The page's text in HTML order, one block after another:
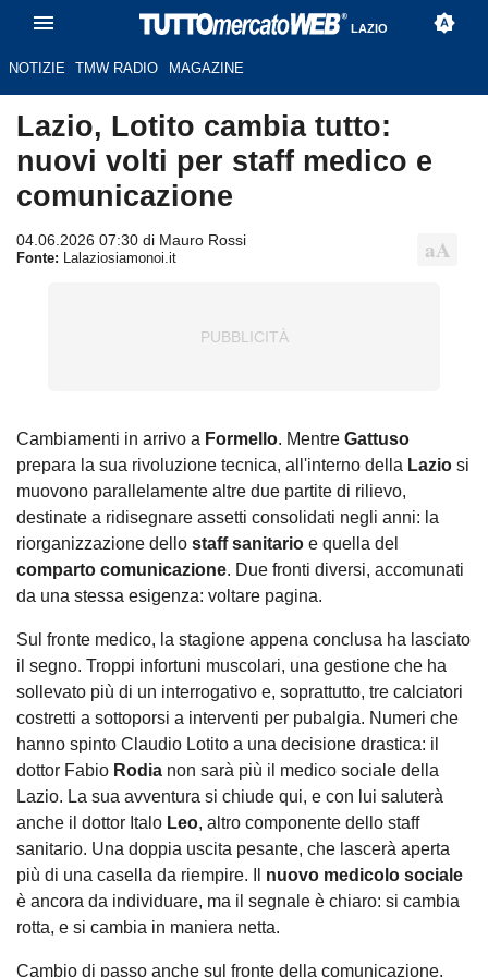
LAZIO
NOTIZIE TMW RADIO MAGAZINE
Lazio, Lotito cambia tutto:
nuovi volti per staff medico e
comunicazione
04.06.2026 07:30 di Mauro Rossi
Fonte: Lalaziosiamonoi.it
Cambiamenti in arrivo a Formello. Mentre Gattuso
prepara la sua rivoluzione tecnica, all'interno della Lazio si
muovono parallelamente altre due partite di rilievo,
destinate a ridisegnare assetti consolidati negli anni: la
riorganizzazione dello staff sanitario e quella del
comparto comunicazione. Due fronti diversi, accomunati
da una stessa esigenza: voltare pagina.
Sul fronte medico, la stagione appena conclusa ha lasciato
il segno. Troppi infortuni muscolari, una gestione che ha
sollevato più di un interrogativo e, soprattutto, tre calciatori
costretti a sottoporsi a interventi per pubalgia. Numeri che
hanno spinto Claudio Lotito a una decisione drastica: il
dottor Fabio Rodia non sarà più il medico sociale della
Lazio. La sua avventura si chiude qui, e con lui saluterà
anche il dottor Italo Leo, altro componente dello staff
sanitario. Una doppia uscita pesante, che lascerà aperta
più di una casella da riempire. Il nuovo medicolo sociale
è ancora da individuare, ma il segnale è chiaro: si cambia
rotta, e si cambia in maniera netta.
Cambio di passo anche sul fronte della comunicazione.